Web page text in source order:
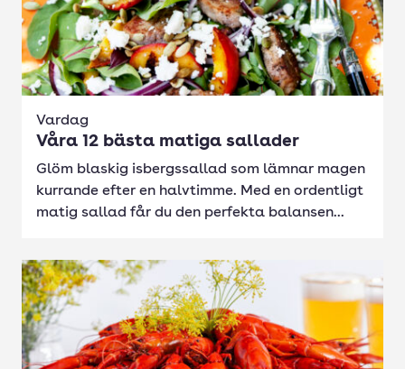
Vardag
Våra 12 bästa matiga sallader
Glöm blaskig isbergssallad som lämnar magen
kurrande efter en halvtimme. Med en ordentligt
matig sallad får du den perfekta balansen...